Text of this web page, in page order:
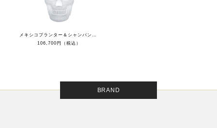
メキシコプランター＆シャンパンクーラーLED
106,700円（税込）
BRAND